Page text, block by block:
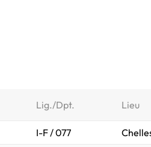
Lig./Dpt. Lieu
I-F / 077